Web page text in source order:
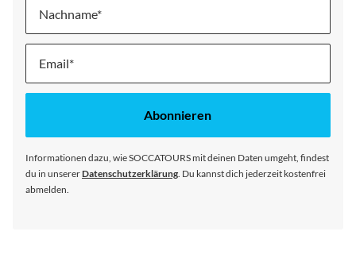
Nachname
Melde
für
Abonnieren
Informationen dazu, wie SOCCATOURS mit deinen Daten umgeht, findest
du in unsererDatenschutzerklärung . Du kannst dich jederzeit kostenfrei
abmelden.